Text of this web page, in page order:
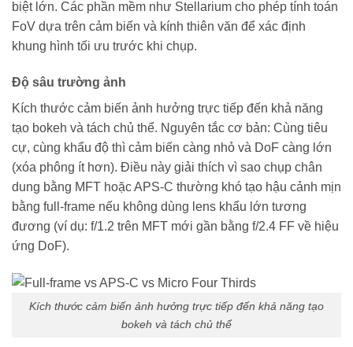
biệt lớn. Các phần mềm như Stellarium cho phép tính toán
FoV dựa trên cảm biến và kính thiên văn để xác định
khung hình tối ưu trước khi chụp.
Độ sâu trường ảnh
Kích thước cảm biến ảnh hưởng trực tiếp đến khả năng
tạo bokeh và tách chủ thể. Nguyên tắc cơ bản: Cùng tiêu
cự, cùng khẩu độ thì cảm biến càng nhỏ và DoF càng lớn
(xóa phông ít hơn). Điều này giải thích vì sao chụp chân
dung bằng MFT hoặc APS-C thường khó tạo hậu cảnh mịn
bằng full-frame nếu không dùng lens khẩu lớn tương
đương (ví dụ: f/1.2 trên MFT mới gần bằng f/2.4 FF về hiệu
ứng DoF).
Kích thước cảm biến ảnh hưởng trực tiếp đến khả năng tạo
bokeh và tách chủ thể